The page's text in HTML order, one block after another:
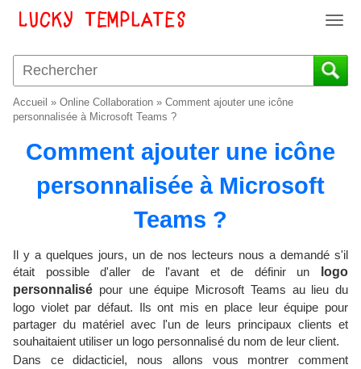
T
g
g
a
i
o
n
Accueil » Online Collaboration » Comment ajouter une icône
personnalisée à Microsoft Teams ?
Comment ajouter une icône
personnalisée à Microsoft
Teams ?
Il y a quelques jours, un de nos lecteurs nous a demandé s'il
était possible d'aller de l'avant et de définir un
logo
personnalisé pour une équipe Microsoft Teams au lieu du
logo violet par défaut. Ils ont mis en place leur équipe pour
partager du matériel avec l'un de leurs principaux clients et
souhaitaient utiliser un logo personnalisé du nom de leur client.
Dans ce didacticiel, nous allons vous montrer comment